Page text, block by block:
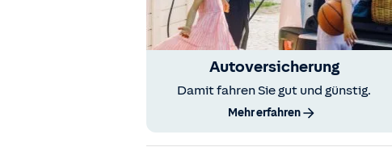
Autoversicherung
Damit fahren Sie gut und günstig.
Mehr erfahren